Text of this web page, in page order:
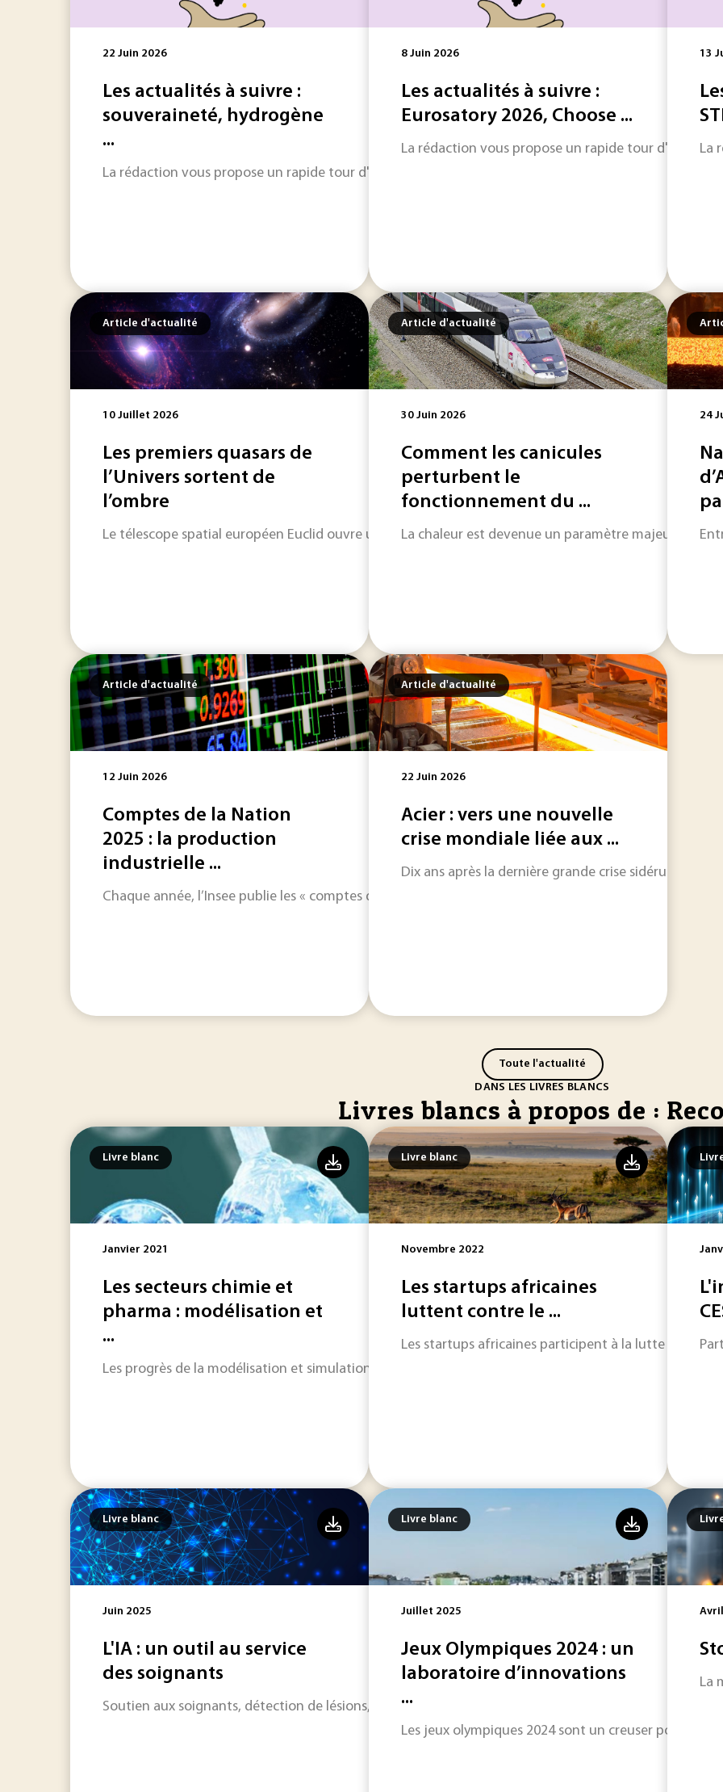
22 Juin 2026
Les actualités à suivre :
souveraineté, hydrogène
...
La rédaction vous propose un rapide tour d'horizon sur les informations qui feront l'actualité
8 Juin 2026
Les actualités à suivre :
Eurosatory 2026, Choose ...
La rédaction vous propose un rapide tour
13
La
Article d'actualité
10 Juillet 2026
Les premiers quasars de
l’Univers sortent de
l’ombre
Le télescope spatial européen Euclid ouvre une nouvelle fenêtre sur les premières centaines de millions
Article d'actualité
30 Juin 2026
Comment les canicules
perturbent le
fonctionnement du ...
La chaleur est devenue un paramètre majeur de
24
Article d'actualité
12 Juin 2026
Comptes de la Nation
2025 : la production
industrielle ...
Chaque année, l’Insee publie les « comptes de la Nation », qui sont, en quelque sorte, un bilan
Article d'actualité
22 Juin 2026
Acier : vers une nouvelle
crise mondiale liée aux ...
Dix ans après la dernière grande crise sidérurgique,
Toute l'actualité
DANS LES LIVRES BLANCS
Livres blancs à propos de :
Livre blanc
Janvier 2021
Les secteurs chimie et
pharma : modélisation et
...
Les progrès de la modélisation et simulation opèrent des bouleversements en termes de rapidité et de
Livre blanc
Novembre 2022
Les startups africaines
luttent contre le ...
Les startups africaines participent à la lutte contre
Livre blanc
Juin 2025
L'IA : un outil au service
des soignants
Soutien aux soignants, détection de lésions, ou aide au traitement, les algorithmes améliorent la
Livre blanc
Juillet 2025
Jeux Olympiques 2024 : un
laboratoire d’innovations
...
Les jeux olympiques 2024 sont un creuser pour
La